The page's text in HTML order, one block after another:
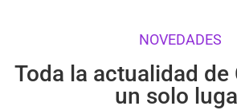
NOVEDADES
Toda la actualidad de
un solo